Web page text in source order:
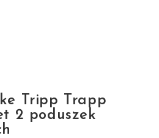
Tripp Trapp
2 poduszek